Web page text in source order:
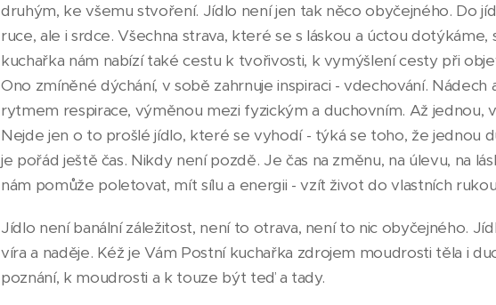
druhým, ke všemu stvoření. Jídlo není jen tak něco obyčejného. Do
ruce, ale i srdce. Všechna strava, které se s láskou a úctou
kuchařka nám nabízí také cestu k tvořivosti, k vymýšlení cesty při
Ono zmíněné dýchání, v sobě zahrnuje inspiraci - vdechování.
rytmem respirace, výměnou mezi fyzickým a duchovním. Až jednou,
Nejde jen o to prošlé jídlo, které se vyhodí - týká se toho, že jednou
je pořád ještě čas. Nikdy není pozdě. Je čas na změnu, na úlevu, na
nám pomůže poletovat, mít sílu a energii - vzít život do vlastních
Jídlo není banální záležitost, není to otrava, není to nic obyčejného.
víra a naděje. Kéž je Vám Postní kuchařka zdrojem moudrosti těla i
poznání, k moudrosti a k touze být teď a tady.